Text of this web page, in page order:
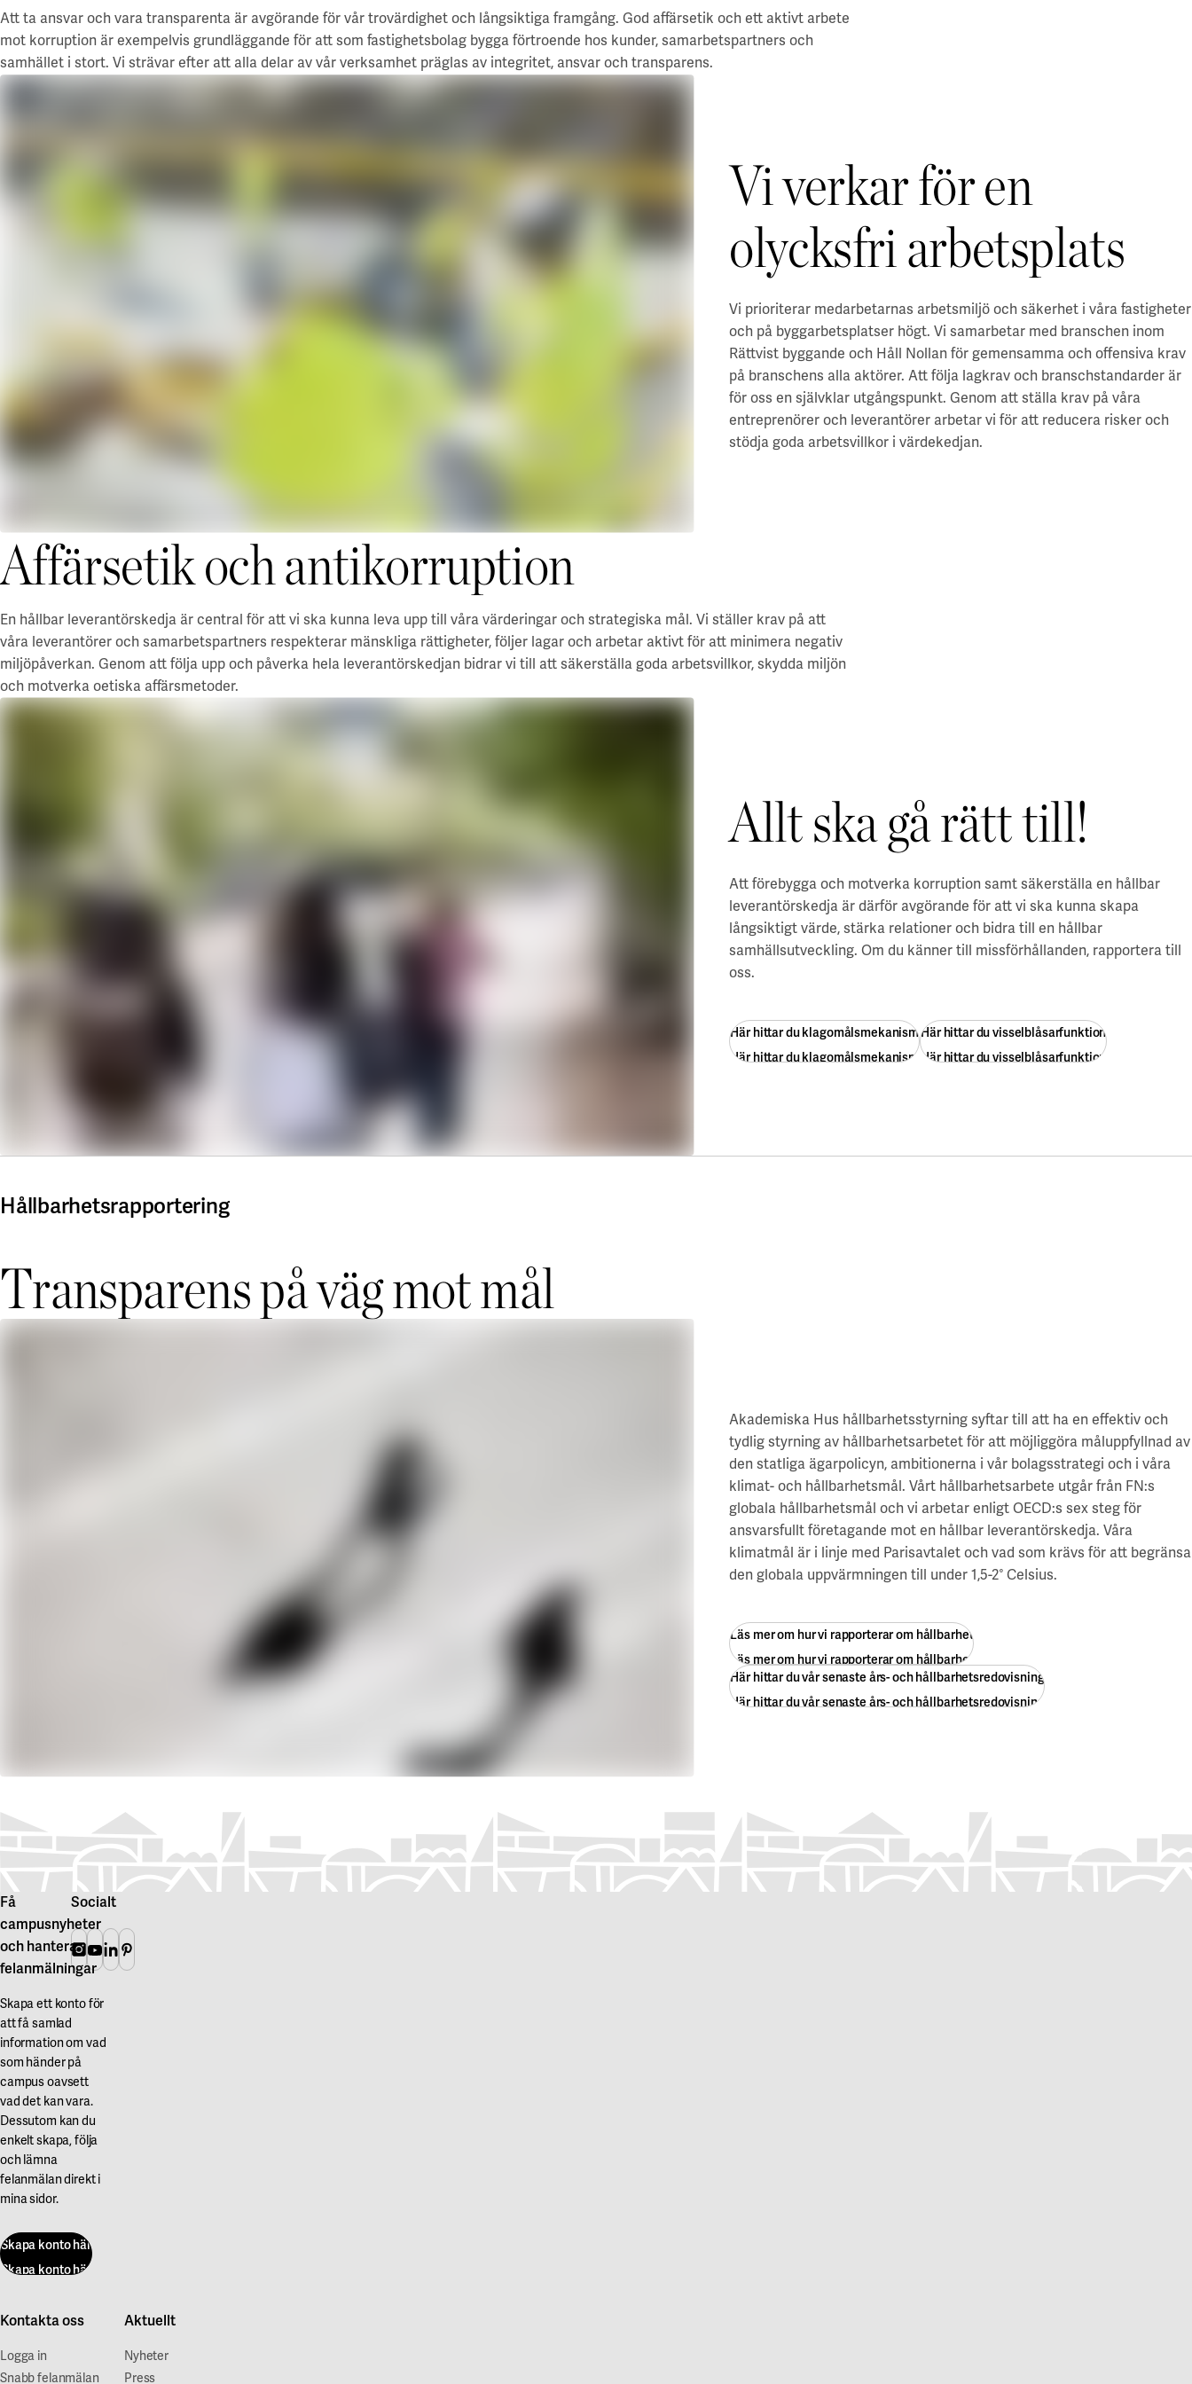
Att ta ansvar och vara transparenta är avgörande för vår trovärdighet och långsiktiga framgång. God affärsetik och ett aktivt arbete
mot korruption är exempelvis grundläggande för att som fastighetsbolag bygga förtroende hos kunder, samarbetspartners och
samhället i stort. Vi strävar efter att alla delar av vår verksamhet präglas av integritet, ansvar och transparens.
Vi verkar för en
olycksfri arbetsplats
Vi prioriterar medarbetarnas arbetsmiljö och säkerhet i våra fastigheter
och på byggarbetsplatser högt. Vi samarbetar med branschen inom
Rättvist byggande och Håll Nollan för gemensamma och offensiva krav
på branschens alla aktörer. Att följa lagkrav och branschstandarder är
för oss en självklar utgångspunkt. Genom att ställa krav på våra
entreprenörer och leverantörer arbetar vi för att reducera risker och
stödja goda arbetsvillkor i värdekedjan.
Affärsetik och antikorruption
En hållbar leverantörskedja är central för att vi ska kunna leva upp till våra värderingar och strategiska mål. Vi ställer krav på att
våra leverantörer och samarbetspartners respekterar mänskliga rättigheter, följer lagar och arbetar aktivt för att minimera negativ
miljöpåverkan. Genom att följa upp och påverka hela leverantörskedjan bidrar vi till att säkerställa goda arbetsvillkor, skydda miljön
och motverka oetiska affärsmetoder.
Allt ska gå rätt till!
Att förebygga och motverka korruption samt säkerställa en hållbar
leverantörskedja är därför avgörande för att vi ska kunna skapa
långsiktigt värde, stärka relationer och bidra till en hållbar
samhällsutveckling. Om du känner till missförhållanden, rapportera till
oss.
Här hittar du klagomålsmekanism
Här hittar du klagomålsmekanism
Här hittar du visselblåsarfunktion
Här hittar du visselblåsarfunktion
Hållbarhetsrapportering
Transparens på väg mot mål
Akademiska Hus hållbarhetsstyrning syftar till att ha en effektiv och
tydlig styrning av hållbarhetsarbetet för att möjliggöra måluppfyllnad av
den statliga ägarpolicyn, ambitionerna i vår bolagsstrategi och i våra
klimat- och hållbarhetsmål. Vårt hållbarhetsarbete utgår från FN:s
globala hållbarhetsmål och vi arbetar enligt OECD:s sex steg för
ansvarsfullt företagande mot en hållbar leverantörskedja. Våra
klimatmål är i linje med Parisavtalet och vad som krävs för att begränsa
den globala uppvärmningen till under1,5-2° Celsius.
Läs mer om hur vi rapporterar om hållbarhet
Läs mer om hur vi rapporterar om hållbarhet
Här hittar du vår senaste års- och hållbarhetsredovisning
Här hittar du vår senaste års- och hållbarhetsredovisning
Få
campusnyheter
och hantera
felanmälningar
Skapa ett konto för
att få samlad
information om vad
som händer på
campus oavsett
vad det kan vara.
Dessutom kan du
enkelt skapa, följa
och lämna
felanmälan direkt i
mina sidor.
Skapa konto här
Skapa konto här
Kontakta oss
Logga in
Snabb felanmälan
Aktuellt
Nyheter
Press
Socialt
Instagram
Youtube
Linkedin
Pinterest